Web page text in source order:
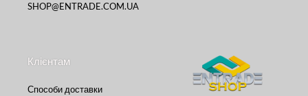
SHOP@ENTRADE.COM.UA
Клієнтам
Способи доставки